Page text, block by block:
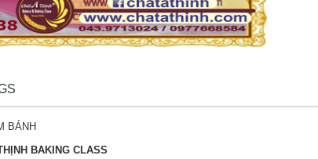
BÁNH
BAKING CLASS